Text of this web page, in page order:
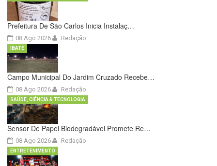
Prefeitura De São Carlos Inicia Instalaç…
08 Ago 2026 Redação
Campo Municipal Do Jardim Cruzado Recebe…
08 Ago 2026
IBATÉ
Redação
Sensor De Papel Biodegradável Promete Re…
08 Ago 2026
SAÚDE, CIÊNCIA & TECNOLOGIA
Redação
ENTRETENIMENTO